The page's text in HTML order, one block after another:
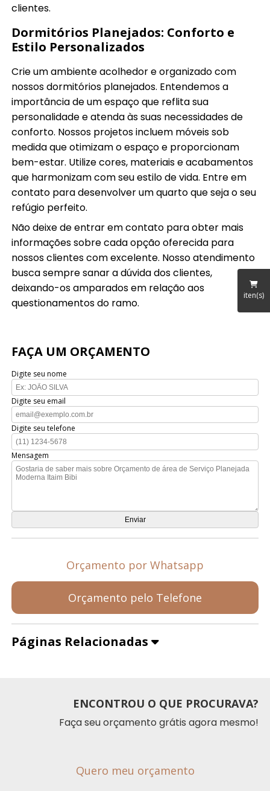
iten(s)
clientes.
Dormitórios Planejados: Conforto e
Estilo Personalizados
Crie um ambiente acolhedor e organizado com
nossos dormitórios planejados. Entendemos a
importância de um espaço que reflita sua
personalidade e atenda às suas necessidades de
conforto. Nossos projetos incluem móveis sob
medida que otimizam o espaço e proporcionam
bem-estar. Utilize cores, materiais e acabamentos
que harmonizam com seu estilo de vida. Entre em
contato para desenvolver um quarto que seja o seu
refúgio perfeito.
Não deixe de entrar em contato para obter mais
informações sobre cada opção oferecida para
nossos clientes com excelente. Nosso atendimento
busca sempre sanar a dúvida dos clientes,
deixando-os amparados em relação aos
questionamentos do ramo.
FAÇA UM ORÇAMENTO
Digite seu nome
Digite seu email
Digite seu telefone
Mensagem
Orçamento por Whatsapp
Orçamento pelo Telefone
Páginas Relacionadas
ENCONTROU O QUE PROCURAVA?
Faça seu orçamento grátis agora mesmo!
Quero meu orçamento